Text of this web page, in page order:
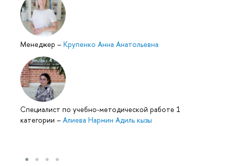
Менеджер – Крупенко Анна Анатольевна
Специалист по учебно-методической работе 1
категории – Алиева Нармин Адиль кызы